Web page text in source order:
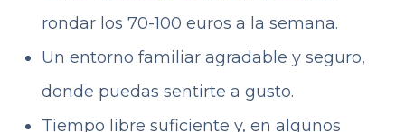
rondar los 70-100 euros a la semana.
Un entorno familiar agradable y seguro,
donde puedas sentirte a gusto.
Tiempo libre suficiente y, en algunos